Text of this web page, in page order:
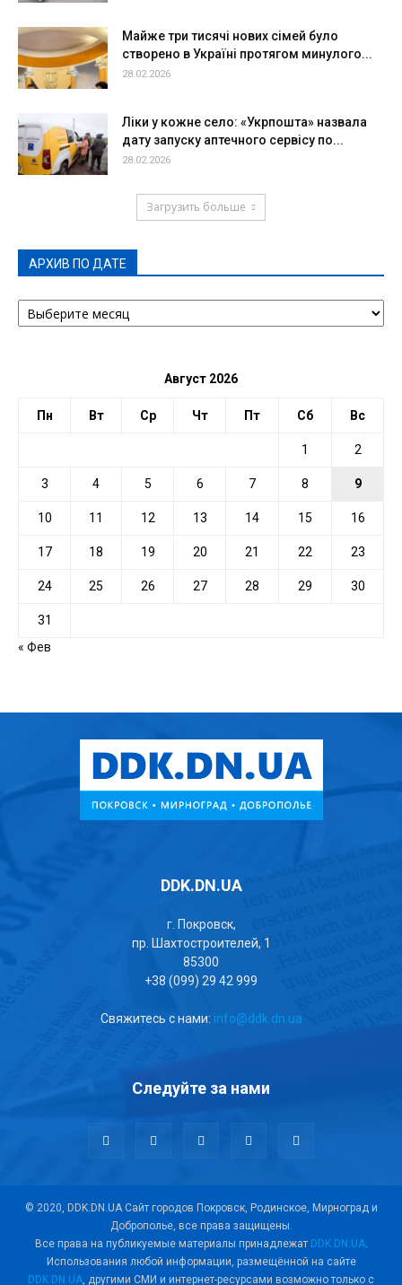
Майже три тисячі нових сімей було
створено в Україні протягом минулого...
28.02.2026
Ліки у кожне село: «Укрпошта» назвала
дату запуску аптечного сервісу по...
28.02.2026
Загрузить больше
АРХИВ ПО ДАТЕ
АРХИВ
ПО
Август 2026
Пн Вт Ср Чт Пт Сб Вс
1 2
3 4 5 6 7 8 9
10 11 12 13 14 15 16
17 18 19 20 21 22 23
24 25 26 27 28 29 30
31
« Фев
DDK.DN.UA
г. Покровск,
пр. Шахтостроителей, 1
85300
+38 (099) 29 42 999
Свяжитесь с нами: info@ddk.dn.ua
Следуйте за нами
© 2020, DDK.DN.UA Сайт городов Покровск, Родинское, Мирноград и
Доброполье, все права защищены.
Все права на публикуемые материалы принадлежат DDK.DN.UA.
Использования любой информации, размещённой на сайте
DDK.DN.UA, другими СМИ и интернет-ресурсами возможно только с